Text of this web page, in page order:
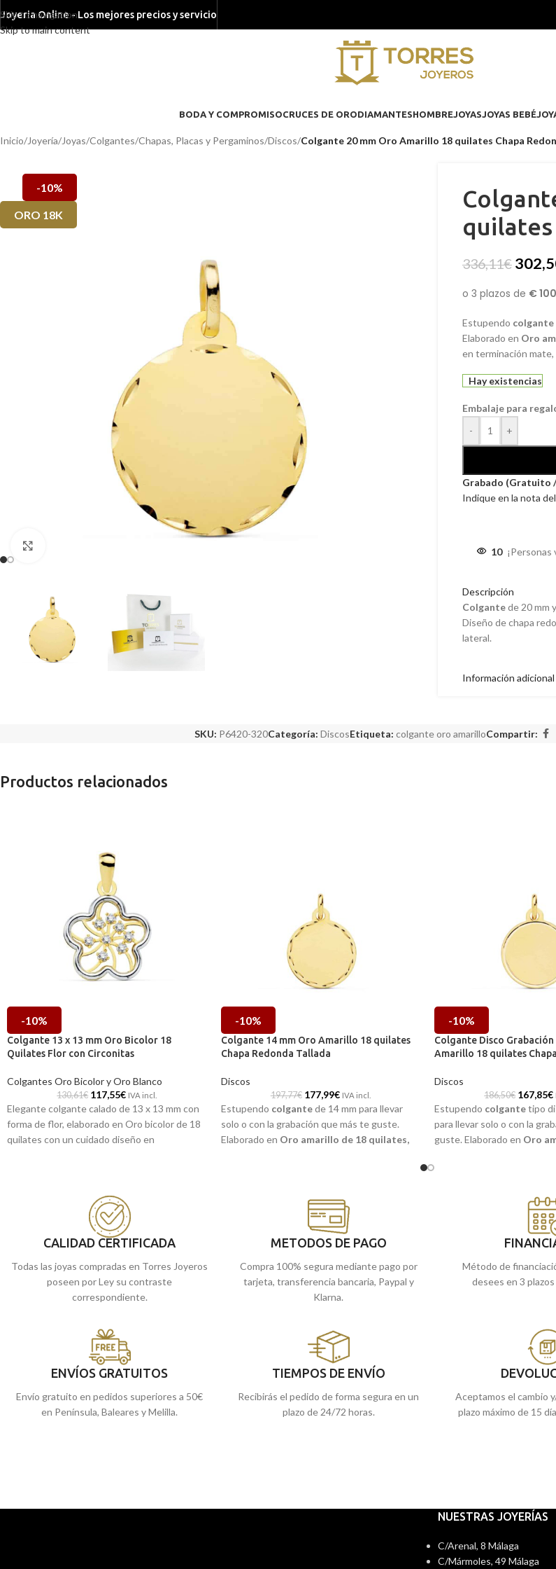
Skip to navigation
Skip to main content
Joyeria Online - Los mejores precios y servicio
BODA Y COMPROMISOCRUCES DE ORODIAMANTESHOMBREJOYASJOYAS BEBÉ
Inicio/Joyería/Joyas/Colgantes/Chapas, Placas y Pergaminos/Discos/Colgante 20 mm Oro Amarillo 18 quilates Chapa
-10%
ORO 18K
quilates
336,11€
Estupendo colgante
Elaborado en Oro
en terminación
Hay existencias
Embalaje para
-
+
Grabado (Gratuito
Indique en la nota
10
Descripción
Colgantede 20 mm
Diseño de chapa
lateral.
Información adicional
SKU: P6420-320Categoría: DiscosEtiqueta: colgante oro amarilloCompartir:
Productos relacionados
-10%
Colgante 13 x 13 mm Oro Bicolor 18
Quilates Flor con Circonitas
Colgantes Oro Bicolor y Oro Blanco
130,61€ 117,55€ IVA incl.
Elegante colgante calado de 13 x 13 mm con
forma de flor, elaborado en Oro bicolor de 18
quilates con un cuidado diseño en
resto de piezas. Todo ello enmarcado en un
borde exterior que está elaborado en Oro
blanco. Una joya perfecta para amantes de la
naturaleza.
-10%
Colgante 14 mm Oro Amarillo 18 quilates
Chapa Redonda Tallada
Discos
197,77€ 177,99€ IVA incl.
Estupendo colgantede 14 mm para llevar
solo o con la grabación que más te guste.
Elaborado en Oro amarillo de 18 quilates,
-10%
Colgante Disco Grabación
Amarillo 18 quilates
Discos
186,50€ 167,85€
Estupendo colgantetipo
para llevar solo o con la
guste. Elaborado en Oro
CALIDAD CERTIFICADA
Todas las joyas compradas en Torres Joyeros
poseen por Ley su contraste
correspondiente.
METODOS DE PAGO
Compra 100% segura mediante pago por
tarjeta, transferencia bancaria, Paypal y
Klarna.
Método de
desees en 3
ENVÍOS GRATUITOS
Envío gratuito en pedidos superiores a 50€
en Península, Baleares y Melilla.
TIEMPOS DE ENVÍO
Recibirás el pedido de forma segura en un
plazo de 24/72 horas.
Aceptamos el cambio
plazo máximo de 15
NUESTRAS JOYERÍAS
C/Arenal, 8 Málaga
C/Mármoles, 49 Málaga